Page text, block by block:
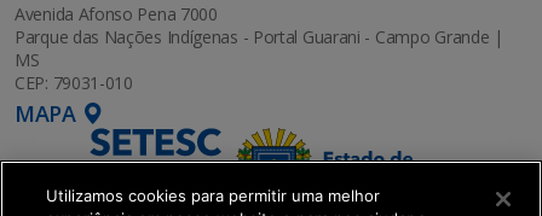
Avenida Afonso Pena 7000
Parque das Nações Indígenas - Portal Guarani - Campo Grande |
MS
CEP: 79031-010
MAPA
Utilizamos cookies para permitir uma melhor